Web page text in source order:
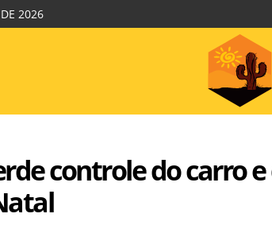
2026
controle do carro